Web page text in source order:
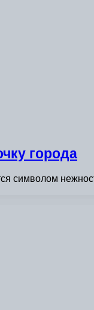
города
символом